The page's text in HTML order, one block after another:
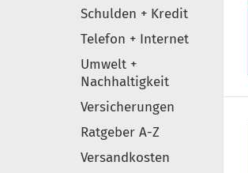
Schulden + Kredit
Telefon + Internet
Umwelt +
Nachhaltigkeit
Versicherungen
Ratgeber A-Z
Versandkosten